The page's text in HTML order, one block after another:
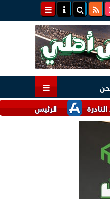
الرئيس السيسي وملك البحرين